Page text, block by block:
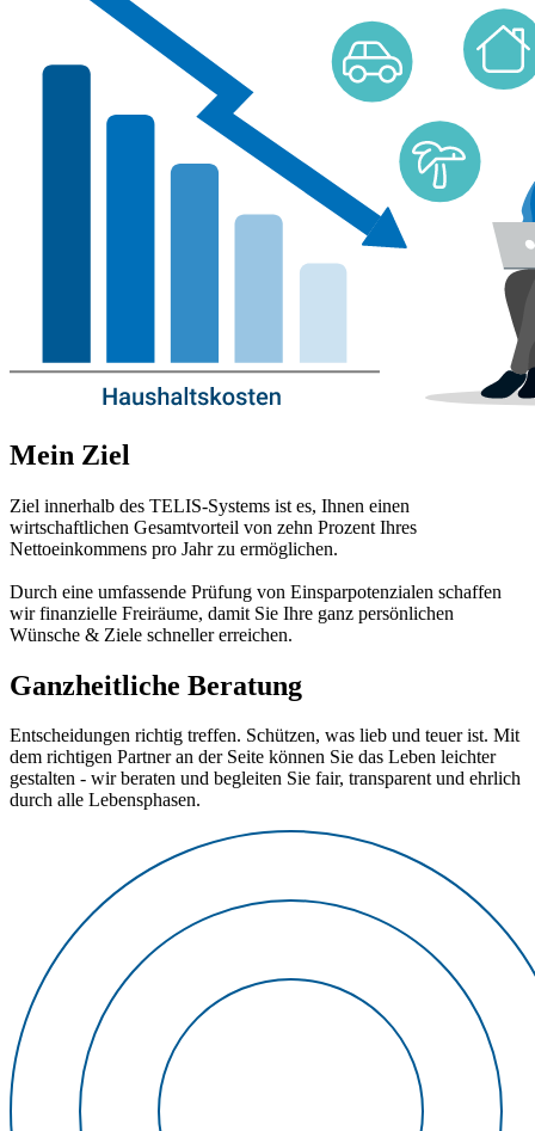
Mein Ziel
Ziel innerhalb des TELIS-Systems ist es, Ihnen einen
wirtschaftlichen Gesamtvorteil von zehn Prozent Ihres
Nettoeinkommens pro Jahr zu ermöglichen.
Durch eine umfassende Prüfung von Einsparpotenzialen schaffen
wir finanzielle Freiräume, damit Sie Ihre ganz persönlichen
Wünsche & Ziele schneller erreichen.
Ganzheitliche Beratung
Entscheidungen richtig treffen. Schützen, was lieb und teuer ist. Mit
dem richtigen Partner an der Seite können Sie das Leben leichter
gestalten - wir beraten und begleiten Sie fair, transparent und ehrlich
durch alle Lebensphasen.